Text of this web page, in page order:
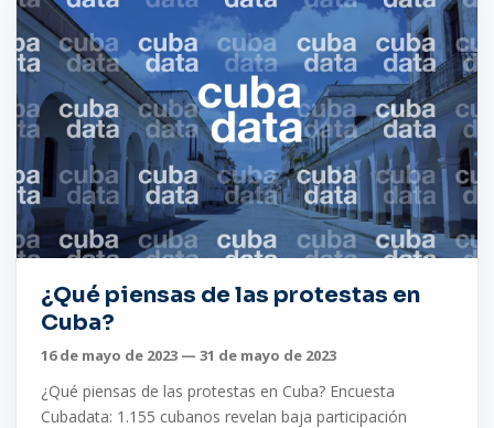
¿Qué piensas de las protestas en
Cuba?
16 de mayo de 2023 — 31 de mayo de 2023
¿Qué piensas de las protestas en Cuba? Encuesta
Cubadata: 1.155 cubanos revelan baja participación